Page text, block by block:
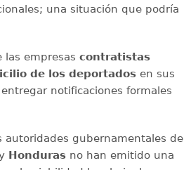
una situación que podría
las empresas contratistas
de los deportadosen sus
notificaciones formales
autoridades gubernamentales de
Hondurasno han emitido una